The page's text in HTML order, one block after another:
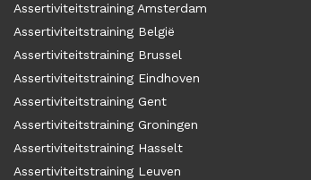
Assertiviteitstraining Amsterdam
Assertiviteitstraining België
Assertiviteitstraining Brussel
Assertiviteitstraining Eindhoven
Assertiviteitstraining Gent
Assertiviteitstraining Groningen
Assertiviteitstraining Hasselt
Assertiviteitstraining Leuven